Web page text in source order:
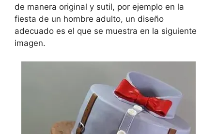
de manera original y sutil, por ejemplo en la
fiesta de un hombre adulto, un diseño
adecuado es el que se muestra en la siguiente
imagen.